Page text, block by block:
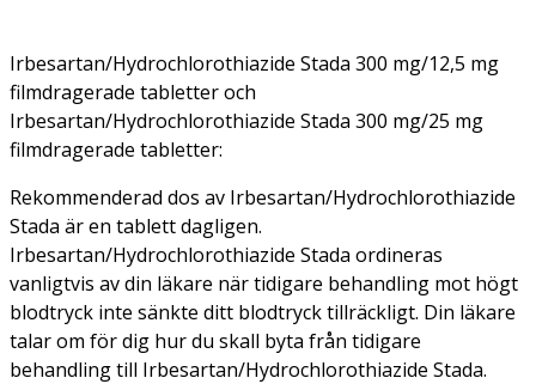
Irbesartan/Hydrochlorothiazide Stada 300 mg/12,5 mg
filmdragerade tabletter och
Irbesartan/Hydrochlorothiazide Stada 300 mg/25 mg
filmdragerade tabletter:
Rekommenderad dos av Irbesartan/Hydrochlorothiazide
Stada är en tablett dagligen.
Irbesartan/Hydrochlorothiazide Stada ordineras
vanligtvis av din läkare när tidigare behandling mot högt
blodtryck inte sänkte ditt blodtryck tillräckligt. Din läkare
talar om för dig hur du skall byta från tidigare
behandling till Irbesartan/Hydrochlorothiazide Stada.